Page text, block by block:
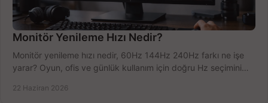
Monitör Yenileme Hızı Nedir?
Monitör yenileme hızı nedir, 60Hz 144Hz 240Hz farkı ne işe
yarar? Oyun, ofis ve günlük kullanım için doğru Hz seçimini
22 Haziran 2026